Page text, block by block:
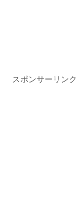
スポンサーリンク